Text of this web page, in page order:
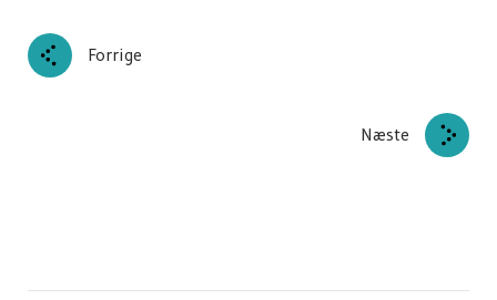
Forrige
Næste